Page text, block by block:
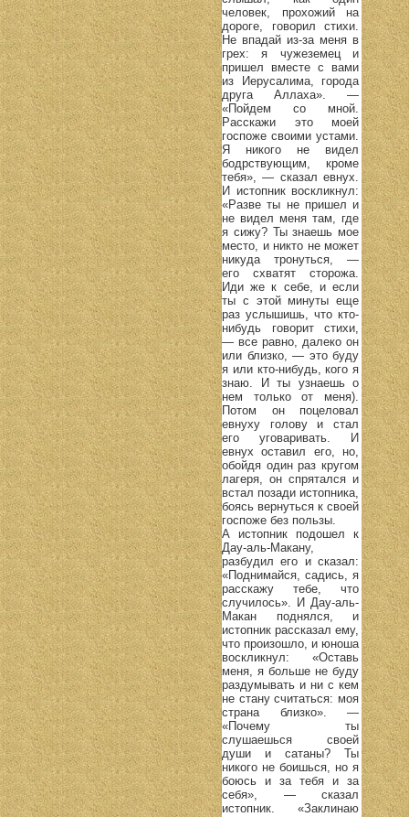
человек, прохожий на
дороге, говорил стихи.
Не впадай из-за меня в
грех: я чужеземец и
пришел вместе с вами
из Иерусалима, города
друга Аллаха». —
«Пойдем со мной.
Расскажи это моей
госпоже своими устами.
Я никого не видел
бодрствующим, кроме
тебя», — сказал евнух.
И истопник воскликнул:
«Разве ты не пришел и
не видел меня там, где
я сижу? Ты знаешь мое
место, и никто не может
никуда тронуться, —
его схватят сторожа.
Иди же к себе, и если
ты с этой минуты еще
раз услышишь, что кто-
нибудь говорит стихи,
— все равно, далеко он
или близко, — это буду
я или кто-нибудь, кого я
знаю. И ты узнаешь о
нем только от меня).
Потом он поцеловал
евнуху голову и стал
его уговаривать. И
евнух оставил его, но,
обойдя один раз кругом
лагеря, он спрятался и
встал позади истопника,
боясь вернуться к своей
госпоже без пользы.
А истопник подошел к
Дау-аль-Макану,
разбудил его и сказал:
«Поднимайся, садись, я
расскажу тебе, что
случилось». И Дау-аль-
Макан поднялся, и
истопник рассказал ему,
что произошло, и юноша
воскликнул: «Оставь
меня, я больше не буду
раздумывать и ни с кем
не стану считаться: моя
страна близко». —
«Почему ты
слушаешься своей
души и сатаны? Ты
никого не боишься, но я
боюсь и за тебя и за
себя», — сказал
истопник. «Заклинаю